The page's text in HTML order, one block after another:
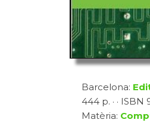
Barcelona:
444 p. · ·
Matèria: